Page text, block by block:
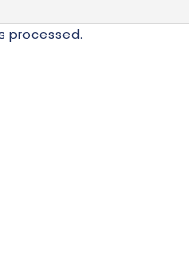
processed.